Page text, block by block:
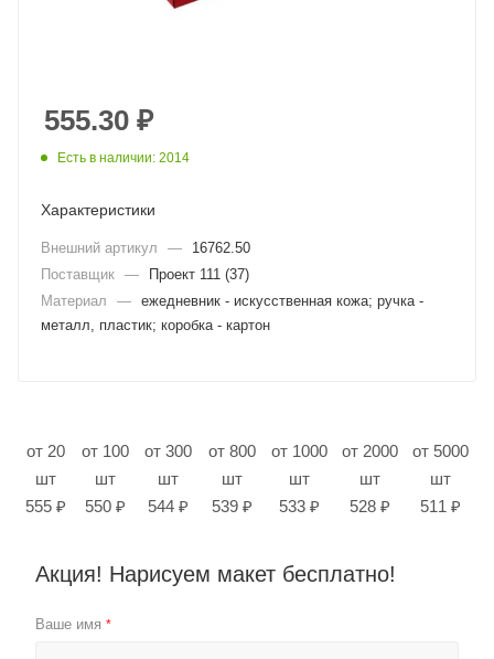
555.30 ₽
Есть в наличии: 2014
Характеристики
Внешний артикул —
16762.50
Поставщик —
Проект 111 (37)
Материал
— ежедневник - искусственная кожа; ручка -
металл, пластик; коробка - картон
от 20
шт
555 ₽
от 100
шт
550 ₽
от 300
шт
544 ₽
от 800
шт
539 ₽
от 1000
шт
533 ₽
от 2000
шт
528 ₽
от 5000
шт
511 ₽
Акция! Нарисуем макет бесплатно!
Ваше имя *